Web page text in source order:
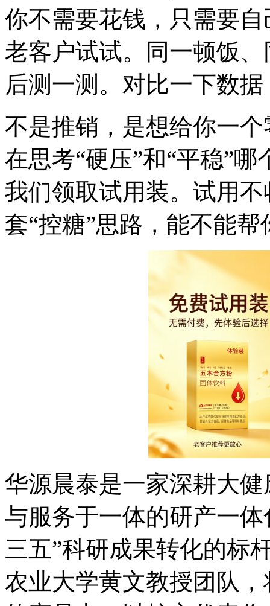
你不需要花钱，只需要
老客户试试。同一顿饭
后测一测。对比一下数
不是推销，是想给你一
在思考“硬压”和“平稳”
我们领取试用装。试用
套“控糖”思路，能不能
华源晨泰是一家深耕大
与服务于一体的研产一
三五”科研成果转化的标
农业大学黄文教授团队